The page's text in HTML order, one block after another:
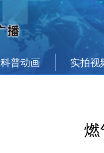
科普动画 实拍视